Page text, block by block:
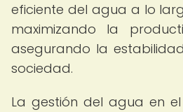
eficiente del agua a lo
maximizando la
asegurando la
sociedad.
La gestión del agua en